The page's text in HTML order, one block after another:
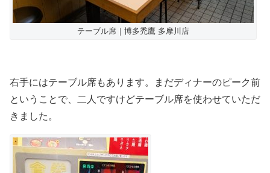
テーブル席｜博多禿鷹 多摩川店
右手にはテーブル席もあります。まだディナーのピーク前
ということで、二人ですけどテーブル席を使わせていただ
きました。